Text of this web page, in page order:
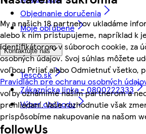
My a našich 18 partnerov ukladáme
alebo k nim pristupujeme, napríklad k
identifikátorom v súboroch cookie, za
osobných údajov. Svoj súhlas môžete
voľbou Prijať alebo Odmietnuť všetko,
Pravidlách pre ochranu osobných
voľby oznámime našim partnerom a
prehliadaní. Vaše rozhodnutie však
prispôsobíme nakupovanie na našom
Objednanie doručenia
Moje obľúbené
Kontaktujte nás
Tesco.sk
Zákaznícka linka - 0800222333
Výber obchodu
followUs